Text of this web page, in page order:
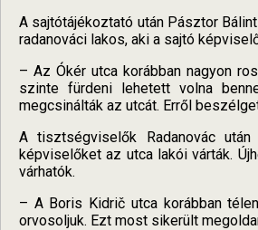
A sajtótájékoztató után Pásztor
radanováci lakos, aki a sajtó
– Az Ókér utca korábban nagyon
szinte fürdeni lehetett volna
megcsinálták az utcát. Erről
A tisztségviselők Radanovác
képviselőket az utca lakói várták.
várhatók.
– A Boris Kidrič utca korábban
orvosoljuk. Ezt most sikerült